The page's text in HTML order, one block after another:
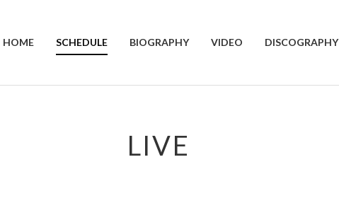
HOME SCHEDULE BIOGRAPHY VIDEO DISCOGRAPHY
LIVE